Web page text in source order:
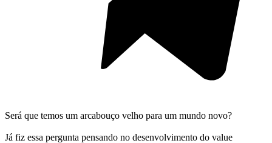
Será que temos um arcabouço velho para um mundo novo?
Já fiz essa pergunta pensando no desenvolvimento do value